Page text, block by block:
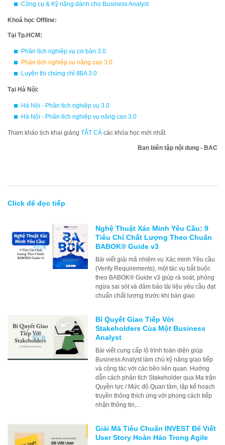
Công cụ & Kỹ năng dành cho Business Analyst
Khoá học Offline:
Tại Tp.HCM:
Phân tích nghiệp vụ cơ bản 3.0
Phân tích nghiệp vụ nâng cao 3.0
Luyện thi chứng chỉ IIBA 3.0
Tại Hà Nội:
Hà Nội - Phân tích nghiệp vụ 3.0
Hà Nội - Phân tích nghiệp vụ nâng cao 3.0
Tham khảo lịch khai giảng TẤT CẢ các khóa học mới nhất
Ban biên tập nội dung - BAC
Click để đọc tiếp
Nghệ Thuật Xác Minh Yêu Cầu: 9
Tiêu Chí Chất Lượng Theo Chuẩn
BABOK® Guide v3
Bài viết giải mã nhiệm vụ Xác minh Yêu cầu
(Verify Requirements), một tác vụ bắt buộc
theo BABOK® Guide v3 giúp rà soát, phòng
ngừa sai sót và đảm bảo tài liệu yêu cầu đạt
chuẩn chất lượng trước khi bàn giao
Bí Quyết Giao Tiếp Với
Stakeholders Của Một Business
Analyst
Bài viết cung cấp lộ trình toàn diện giúp
Business Analyst làm chủ kỹ năng giao tiếp
và cộng tác với các bên liên quan. Hướng
dẫn cách phân tích Stakeholder qua Ma trận
Quyền lực / Mức độ Quan tâm, lập kế hoạch
truyền thông thích ứng với phong cách tiếp
nhận thông tin,...
Giải Mã Tiêu Chuẩn INVEST Để Viết
User Story Hoàn Hảo Trong Agile